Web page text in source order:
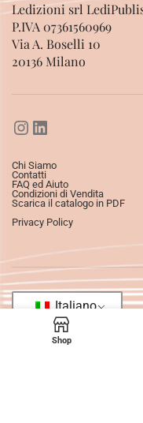
Ledizioni srl
P.IVA 07361560969
Via A. Boselli 10
20136 Milano
Chi Siamo
Contatti
FAQ ed Aiuto
Condizioni di Vendita
Scarica il catalogo in PDF
Privacy Policy
Italiano
Shop